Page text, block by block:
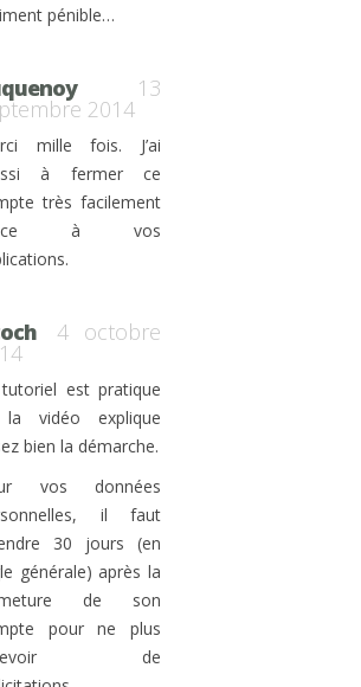
pénible…
13
2014
mille fois. J’ai
à fermer ce
très facilement
à vos
4 octobre
est pratique
vidéo explique
bien la démarche.
vos données
il faut
30 jours (en
générale) après la
de son
pour ne plus
de